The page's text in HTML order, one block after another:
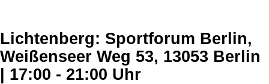
Lichtenberg: Sportforum Berlin,
Weißenseer Weg 53, 13053 Berlin
| 17:00 - 21:00 Uhr